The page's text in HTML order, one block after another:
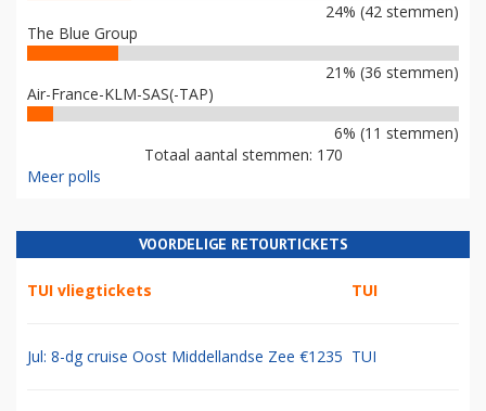
24% (42 stemmen)
The Blue Group
21% (36 stemmen)
Air-France-KLM-SAS(-TAP)
6% (11 stemmen)
Totaal aantal stemmen: 170
Meer polls
VOORDELIGE RETOURTICKETS
TUI vliegtickets TUI
Jul: 8-dg cruise Oost Middellandse Zee €1235 TUI